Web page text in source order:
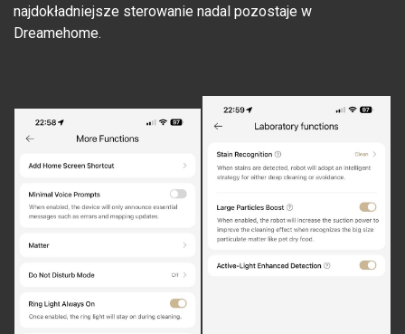
najdokładniejsze sterowanie nadal pozostaje w
Dreamehome.